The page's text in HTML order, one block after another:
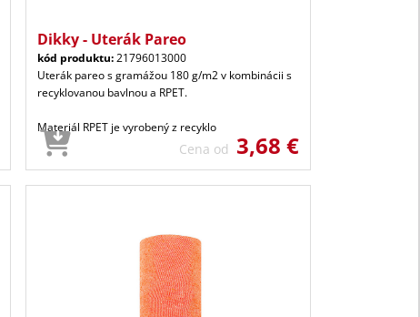
Dikky - Uterák Pareo
kód produktu:21796013000
Uterák pareo s gramážou 180 g/m2 v kombinácii s
recyklovanou bavlnou a RPET.
Materiál RPET je vyrobený z recyklo
Cena od 3,68 €